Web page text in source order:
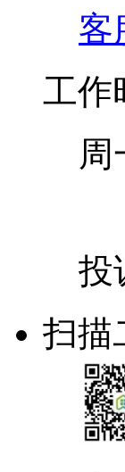
客
工作
周
投
扫描